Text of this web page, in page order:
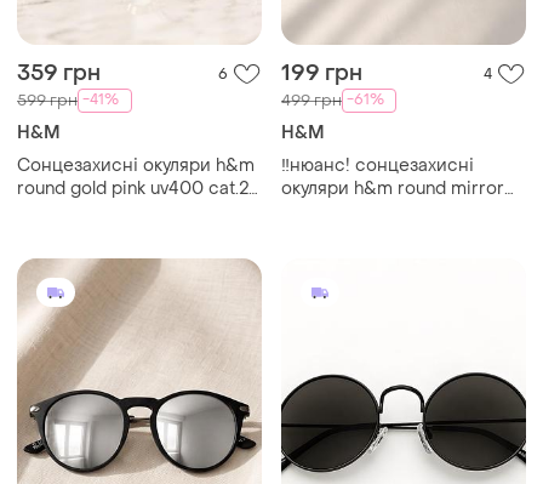
359 грн 6
599 грн -41%
H&M
Сонцезахисні окуляри h&m
round gold pink uv400 cat.2
199 грн 4
499 грн -61%
H&M
‼️нюанс! сонцезахисні
окуляри h&m round mirror